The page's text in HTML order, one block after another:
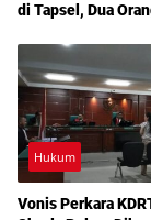
di Tapsel, Dua
Hukum
Vonis Perkara